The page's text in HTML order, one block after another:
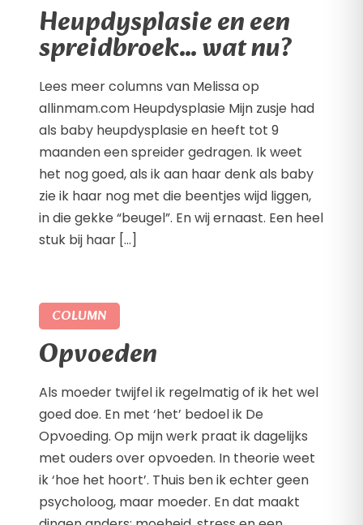
Heupdysplasie en een
spreidbroek… wat nu?
Lees meer columns van Melissa op
allinmam.com Heupdysplasie Mijn zusje had
als baby heupdysplasie en heeft tot 9
maanden een spreider gedragen. Ik weet
het nog goed, als ik aan haar denk als baby
zie ik haar nog met die beentjes wijd liggen,
in die gekke “beugel”. En wij ernaast. Een heel
stuk bij haar […]
COLUMN
Opvoeden
Als moeder twijfel ik regelmatig of ik het wel
goed doe. En met ‘het’ bedoel ik De
Opvoeding. Op mijn werk praat ik dagelijks
met ouders over opvoeden. In theorie weet
ik ‘hoe het hoort’. Thuis ben ik echter geen
psycholoog, maar moeder. En dat maakt